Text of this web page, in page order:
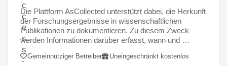
c
c
e
s
s
-
Die Plattform AsCollected unterstützt dabei, die Herkunft
der Forschungsergebnisse in wissenschaftlichen
Publikationen zu dokumentieren. Zu diesem Zweck
werden Informationen darüber erfasst, wann und …
Gemeinnütziger Betreiber Uneingeschränkt kostenlos